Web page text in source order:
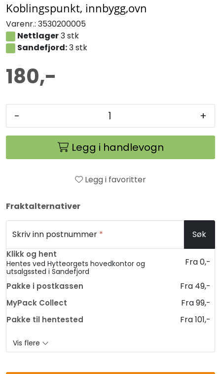
Koblingspunkt, innbygg,ovn
Varenr.: 3530200005
Nettlager3 stk
Sandefjord:3 stk
180,-
- +
Legg i handlevogn
Legg i favoritter
Fraktalternativer
Skriv inn postnummer * Søk
Klikk og hent
Hentes ved Hytteorgets hovedkontor og
utsalgssted i Sandefjord
Fra 0,-
Pakke i postkassen Fra 49,-
MyPack Collect Fra 99,-
Pakke til hentested Fra 101,-
Vis flere